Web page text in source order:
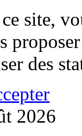
site,
des
2026